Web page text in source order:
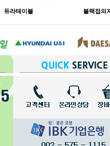
듀라테이블 블랙접의